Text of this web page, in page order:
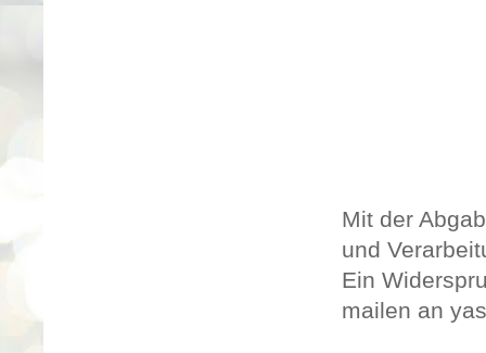
Mit der
und
Ein
mailen an